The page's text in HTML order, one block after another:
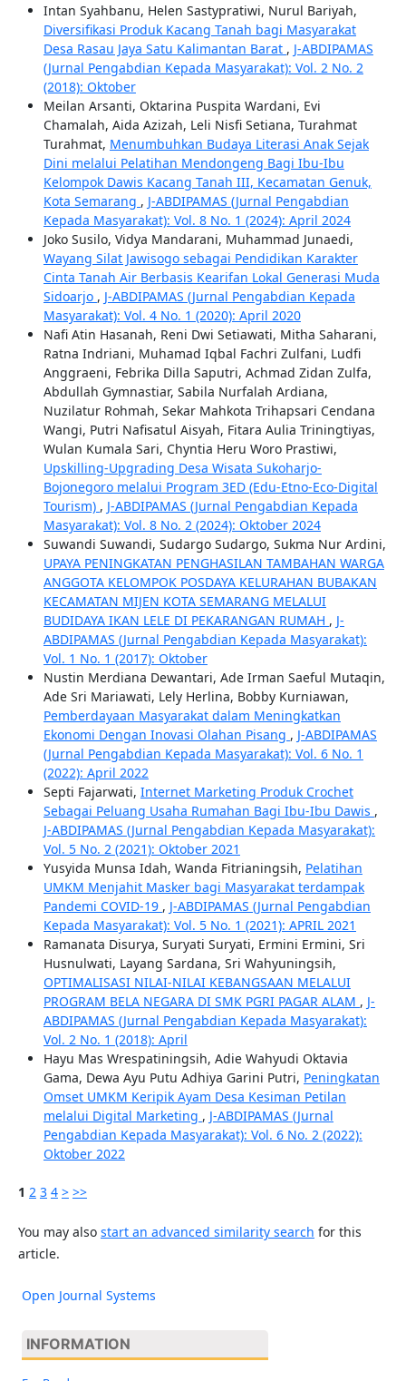
Intan Syahbanu, Helen Sastypratiwi, Nurul Bariyah,
Diversifikasi Produk Kacang Tanah bagi Masyarakat
Desa Rasau Jaya Satu Kalimantan Barat , J-ABDIPAMAS
(Jurnal Pengabdian Kepada Masyarakat): Vol. 2 No. 2
(2018): Oktober
Meilan Arsanti, Oktarina Puspita Wardani, Evi
Chamalah, Aida Azizah, Leli Nisfi Setiana, Turahmat
Turahmat, Menumbuhkan Budaya Literasi Anak Sejak
Dini melalui Pelatihan Mendongeng Bagi Ibu-Ibu
Kelompok Dawis Kacang Tanah III, Kecamatan Genuk,
Kota Semarang , J-ABDIPAMAS (Jurnal Pengabdian
Kepada Masyarakat): Vol. 8 No. 1 (2024): April 2024
Joko Susilo, Vidya Mandarani, Muhammad Junaedi,
Wayang Silat Jawisogo sebagai Pendidikan Karakter
Cinta Tanah Air Berbasis Kearifan Lokal Generasi Muda
Sidoarjo , J-ABDIPAMAS (Jurnal Pengabdian Kepada
Masyarakat): Vol. 4 No. 1 (2020): April 2020
Nafi Atin Hasanah, Reni Dwi Setiawati, Mitha Saharani,
Ratna Indriani, Muhamad Iqbal Fachri Zulfani, Ludfi
Anggraeni, Febrika Dilla Saputri, Achmad Zidan Zulfa,
Abdullah Gymnastiar, Sabila Nurfalah Ardiana,
Nuzilatur Rohmah, Sekar Mahkota Trihapsari Cendana
Wangi, Putri Nafisatul Aisyah, Fitara Aulia Triningtiyas,
Wulan Kumala Sari, Chyntia Heru Woro Prastiwi,
Upskilling-Upgrading Desa Wisata Sukoharjo-
Bojonegoro melalui Program 3ED (Edu-Etno-Eco-Digital
Tourism) , J-ABDIPAMAS (Jurnal Pengabdian Kepada
Masyarakat): Vol. 8 No. 2 (2024): Oktober 2024
Suwandi Suwandi, Sudargo Sudargo, Sukma Nur Ardini,
UPAYA PENINGKATAN PENGHASILAN TAMBAHAN WARGA
ANGGOTA KELOMPOK POSDAYA KELURAHAN BUBAKAN
KECAMATAN MIJEN KOTA SEMARANG MELALUI
BUDIDAYA IKAN LELE DI PEKARANGAN RUMAH , J-
ABDIPAMAS (Jurnal Pengabdian Kepada Masyarakat):
Vol. 1 No. 1 (2017): Oktober
Nustin Merdiana Dewantari, Ade Irman Saeful Mutaqin,
Ade Sri Mariawati, Lely Herlina, Bobby Kurniawan,
Pemberdayaan Masyarakat dalam Meningkatkan
Ekonomi Dengan Inovasi Olahan Pisang , J-ABDIPAMAS
(Jurnal Pengabdian Kepada Masyarakat): Vol. 6 No. 1
(2022): April 2022
Septi Fajarwati, Internet Marketing Produk Crochet
Sebagai Peluang Usaha Rumahan Bagi Ibu-Ibu Dawis ,
J-ABDIPAMAS (Jurnal Pengabdian Kepada Masyarakat):
Vol. 5 No. 2 (2021): Oktober 2021
Yusyida Munsa Idah, Wanda Fitrianingsih, Pelatihan
UMKM Menjahit Masker bagi Masyarakat terdampak
Pandemi COVID-19 , J-ABDIPAMAS (Jurnal Pengabdian
Kepada Masyarakat): Vol. 5 No. 1 (2021): APRIL 2021
Ramanata Disurya, Suryati Suryati, Ermini Ermini, Sri
Husnulwati, Layang Sardana, Sri Wahyuningsih,
OPTIMALISASI NILAI-NILAI KEBANGSAAN MELALUI
PROGRAM BELA NEGARA DI SMK PGRI PAGAR ALAM , J-
ABDIPAMAS (Jurnal Pengabdian Kepada Masyarakat):
Vol. 2 No. 1 (2018): April
Hayu Mas Wrespatiningsih, Adie Wahyudi Oktavia
Gama, Dewa Ayu Putu Adhiya Garini Putri, Peningkatan
Omset UMKM Keripik Ayam Desa Kesiman Petilan
melalui Digital Marketing , J-ABDIPAMAS (Jurnal
Pengabdian Kepada Masyarakat): Vol. 6 No. 2 (2022):
Oktober 2022
1 2 3 4 > >>
You may also start an advanced similarity search for this
article.
Open Journal Systems
INFORMATION